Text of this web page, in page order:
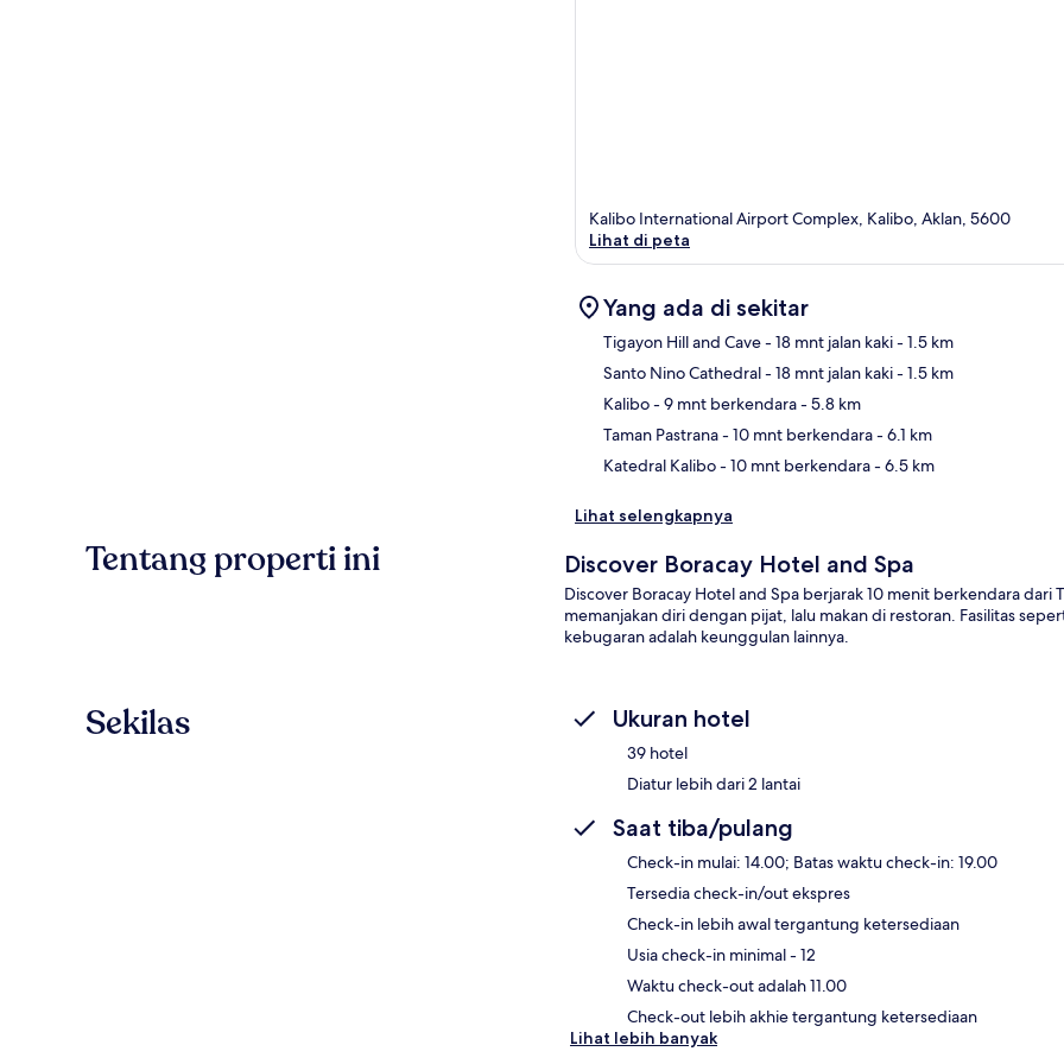
Kalibo International Airport Complex, Kalibo, Aklan, 5600
Lihat di peta
Yang ada di sekitar
Tigayon Hill and Cave- 18 mnt jalan kaki- 1.5 km
Santo Nino Cathedral- 18 mnt jalan kaki- 1.5 km
Kalibo- 9 mnt berkendara- 5.8 km
Taman Pastrana- 10 mnt berkendara- 6.1 km
Katedral Kalibo- 10 mnt berkendara- 6.5 km
Lihat selengkapnya
Tentang properti ini Discover Boracay Hotel and Spa
Discover Boracay Hotel and Spa berjarak 10 menit berkendara dari
memanjakan diri dengan pijat, lalu makan di restoran. Fasilitas
kebugaran adalah keunggulan lainnya.
Sekilas Ukuran hotel
39 hotel
Diatur lebih dari 2 lantai
Saat tiba/pulang
Check-in mulai: 14.00; Batas waktu check-in: 19.00
Tersedia check-in/out ekspres
Check-in lebih awal tergantung ketersediaan
Usia check-in minimal - 12
Waktu check-out adalah 11.00
Check-out lebih akhie tergantung ketersediaan
Lihat lebih banyak